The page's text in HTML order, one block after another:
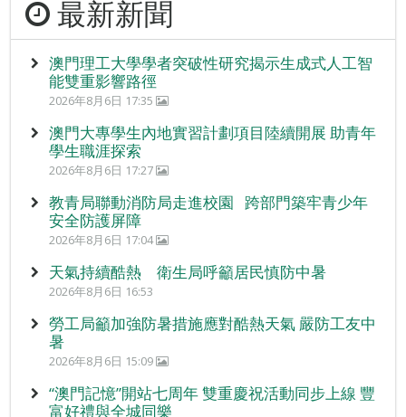
最新新聞
澳門理工大學學者突破性研究揭示生成式人工智
能雙重影響路徑
2026年8月6日 17:35
澳門大專學生內地實習計劃項目陸續開展 助青年
學生職涯探索
2026年8月6日 17:27
教青局聯動消防局走進校園 跨部門築牢青少年
安全防護屏障
2026年8月6日 17:04
天氣持續酷熱 衛生局呼籲居民慎防中暑
2026年8月6日 16:53
勞工局籲加強防暑措施應對酷熱天氣 嚴防工友中
暑
2026年8月6日 15:09
“澳門記憶”開站七周年 雙重慶祝活動同步上線 豐
富好禮與全城同樂